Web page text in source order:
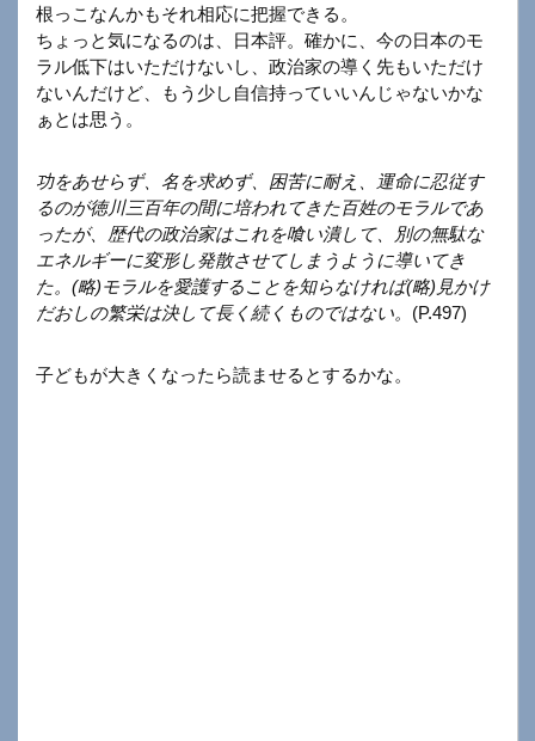
根っこなんかもそれ相応に把握できる。
ちょっと気になるのは、日本評。確かに、今の日本のモ
ラル低下はいただけないし、政治家の導く先もいただけ
ないんだけど、もう少し自信持っていいんじゃないかな
ぁとは思う。
功をあせらず、名を求めず、困苦に耐え、運命に忍従す
るのが徳川三百年の間に培われてきた百姓のモラルであ
ったが、歴代の政治家はこれを喰い潰して、別の無駄な
エネルギーに変形し発散させてしまうように導いてき
た。(略)モラルを愛護することを知らなければ(略)見かけ
だおしの繁栄は決して長く続くものではない。 (P.497)
子どもが大きくなったら読ませるとするかな。